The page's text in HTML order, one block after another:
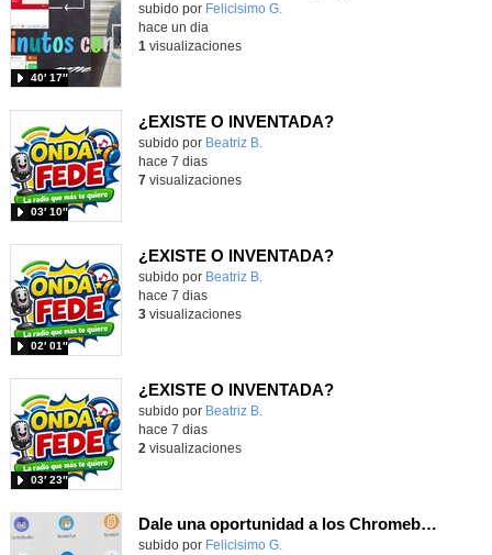
Contenido educativo.
subido por Felicisimo G.
40′ 17″
hace un dia
1 visualizaciones
¿EXISTE O INVENTADA?
Contenido educativo.
subido por Beatriz B.
03′ 10″
hace 7 dias
7visualizaciones
¿EXISTE O INVENTADA?
Contenido educativo.
subido por Beatriz B.
02′ 01″
hace 7 dias
3visualizaciones
¿EXISTE O INVENTADA?
Contenido educativo.
subido por Beatriz B.
03′ 23″
hace 7 dias
2 visualizaciones
Dale una oportunidad a los Chromebooks y utiliza un proyector para realizar talleres si no tienes pantallas táctiles
Contenido educativo.
subido por Felicisimo G.